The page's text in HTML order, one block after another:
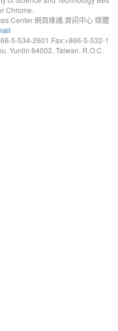
Chrome.
Center 網頁維護.資訊中心 媒體
5-534-2601 Fax:+866-5-532-1
Yunlin 64002. Taiwan. R.O.C.